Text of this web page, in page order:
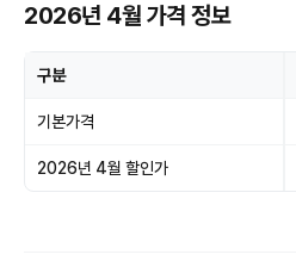
2026년 4월 가격 정보
구분
기본가격
2026년 4월 할인가